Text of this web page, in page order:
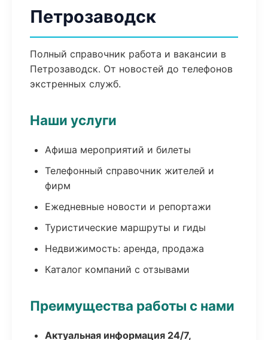
Петрозаводск
Полный справочник работа и вакансии в
Петрозаводск. От новостей до телефонов
экстренных служб.
Наши услуги
Афиша мероприятий и билеты
Телефонный справочник жителей и
фирм
Ежедневные новости и репортажи
Туристические маршруты и гиды
Недвижимость: аренда, продажа
Каталог компаний с отзывами
Преимущества работы с нами
Актуальная информация 24/7,